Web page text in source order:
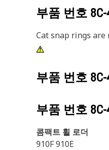
부품 번호
Cat snap rings are
부품 번호
부품 번호
콤팩트 휠 로더
910F 910E